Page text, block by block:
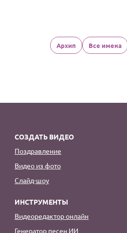
Архип Все имена
СОЗДАТЬ ВИДЕО
Поздравление
Видео из фото
Слайд-шоу
ИНСТРУМЕНТЫ
Видеоредактор онлайн
Генератор песен ИИ